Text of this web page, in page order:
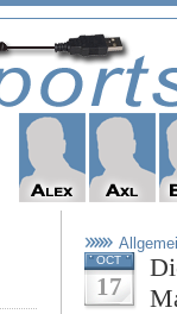
OCT
17